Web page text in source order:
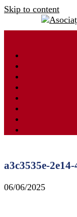
Skip to content
a3c3535e-
06/06/2025